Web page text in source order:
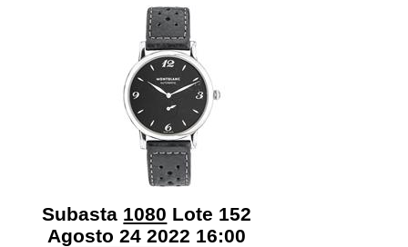
Subasta 1080 Lote 152
Agosto 24 2022 16:00